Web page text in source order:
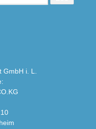
i. L.